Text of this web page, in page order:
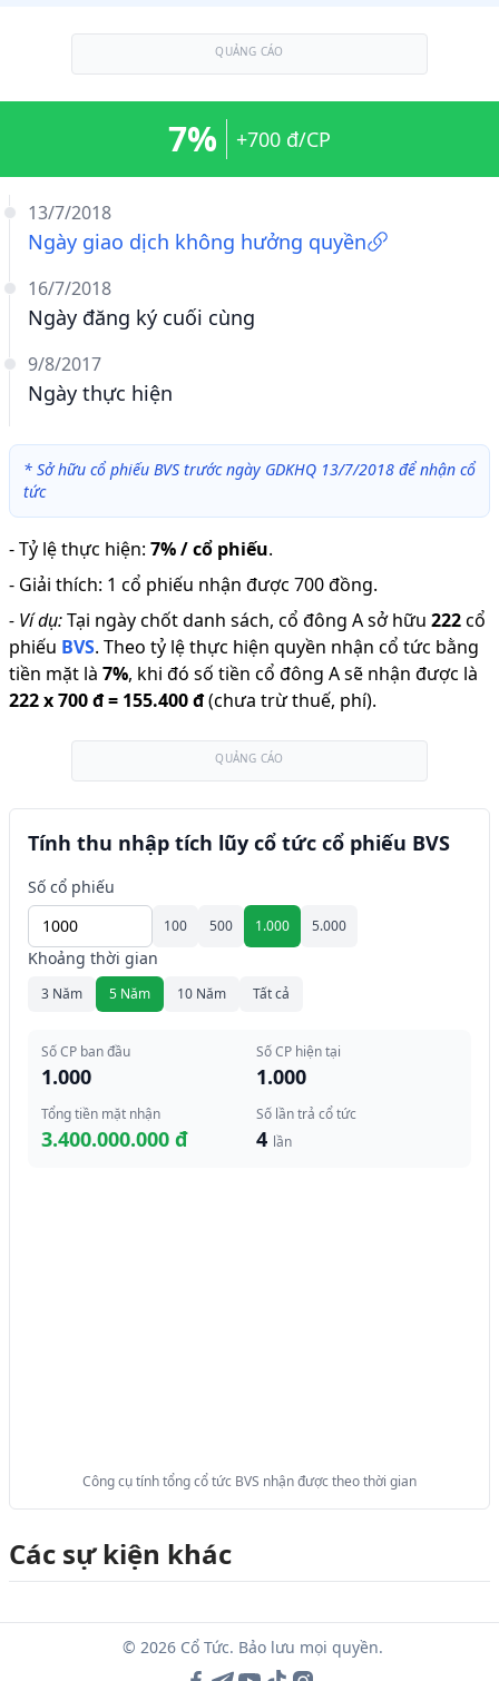
QUẢNG CÁO
13/7/2018
Ngày giao dịch không hưởng quyền
16/7/2018
Ngày đăng ký cuối cùng
9/8/2017
Ngày thực hiện
7% +700 đ/CP
* Sở hữu cổ phiếu BVS trước ngày GDKHQ 13/7/2018 để nhận cổ
tức
-Tỷ lệ thực hiện: 7% / cổ phiếu.
- Giải thích: 1 cổ phiếu nhận được 700 đồng.
- Ví dụ:Tại ngày chốt danh sách, cổ đông A sở hữu 222cổ
phiếu BVS. Theo tỷ lệ thực hiện quyền nhận cổ tức bằng
tiền mặt là 7%, khi đó số tiền cổ đông A sẽ nhận được là
222x700 đ= 155.400 đ(chưa trừ thuế, phí).
QUẢNG CÁO
Tính thu nhập tích lũy cổ tức cổ phiếu BVS
Số cổ phiếu
100 500 1.000 5.000
Khoảng thời gian
3 Năm 5 Năm 10 Năm Tất cả
Số CP ban đầu
1.000
Số CP hiện tại
1.000
Tổng tiền mặt nhận
3.400.000.000 đ
Số lần trả cổ tức
4 lần
Công cụ tính tổng cổ tức BVS nhận được theo thời gian
Các sự kiện khác
© 2026 Cổ Tức. Bảo lưu mọi quyền.